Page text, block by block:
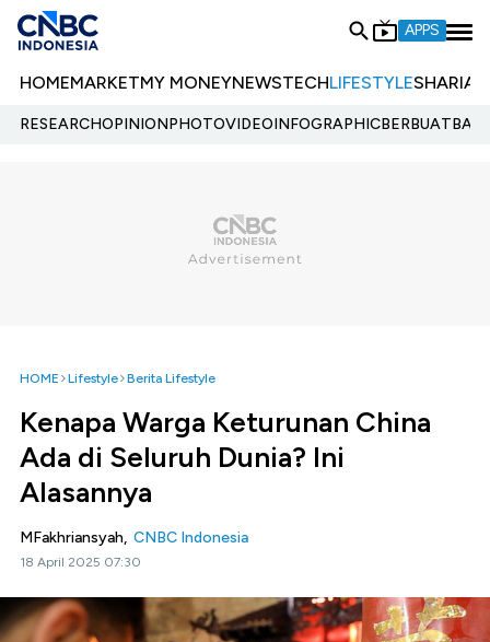
APPS
HOMEMARKETMY MONEYNEWSTECHLIFESTYLESHARIA
RESEARCHOPINIONPHOTOVIDEOINFOGRAPHIC
HOME Lifestyle Berita Lifestyle
Kenapa Warga Keturunan China
Ada di Seluruh Dunia? Ini
Alasannya
MFakhriansyah, CNBC Indonesia
18 April 2025 07:30